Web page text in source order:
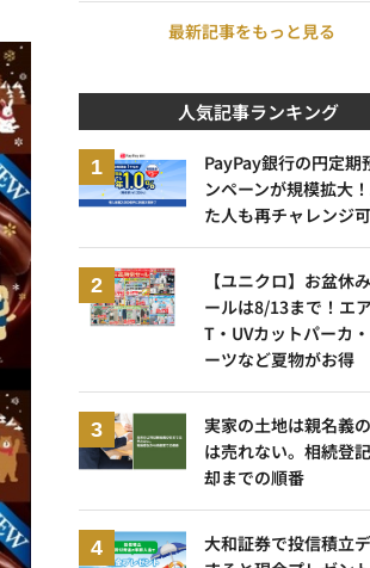
最新記事をもっと見る
人気記事ランキング
PayPay銀行の円定期
ンペーンが規模拡大
た人も再チャレンジ
【ユニクロ】お盆休
ールは8/13まで！エ
T・UVカットパーカ
ーツなど夏物がお得
実家の土地は親名義
は売れない。相続登
却までの順番
大和証券で投信積立